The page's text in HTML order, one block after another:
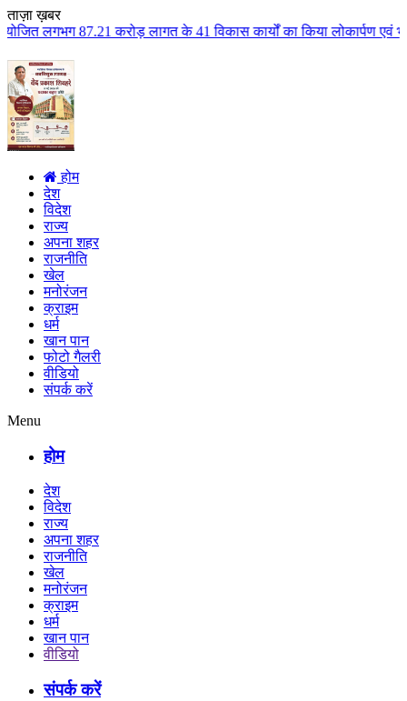
ताज़ा ख़बर
के 41 विकास कार्यों का किया लोकार्पण एवं भूमिपूजन कुलैथ क्षेत्र के
होम
देश
विदेश
राज्य
अपना शहर
राजनीति
खेल
मनोरंजन
क्राइम
धर्म
खान पान
फोटो गैलरी
वीडियो
संपर्क करें
Menu
होम
देश
विदेश
राज्य
अपना शहर
राजनीति
खेल
मनोरंजन
क्राइम
धर्म
खान पान
वीडियो
संपर्क करें